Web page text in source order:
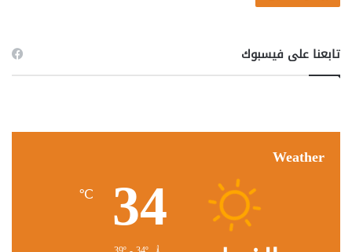
تابعنا على فيسبوك
Weather
34
℃